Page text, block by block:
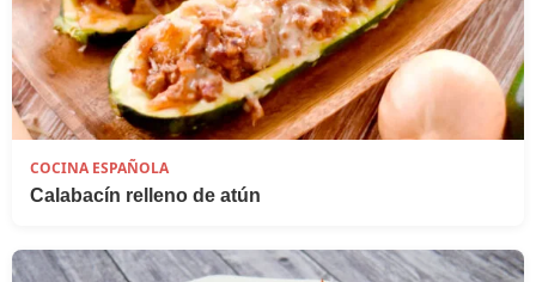
COCINA ESPAÑOLA
Calabacín relleno de atún